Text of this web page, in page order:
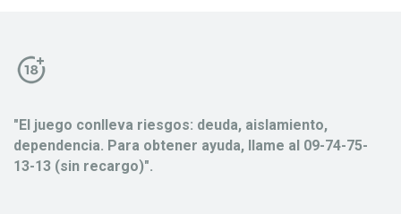
"El juego conlleva riesgos: deuda, aislamiento,
dependencia. Para obtener ayuda, llame al 09-74-75-
13-13 (sin recargo)".